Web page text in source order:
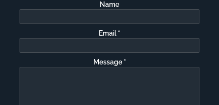
Name
Email*
Message *